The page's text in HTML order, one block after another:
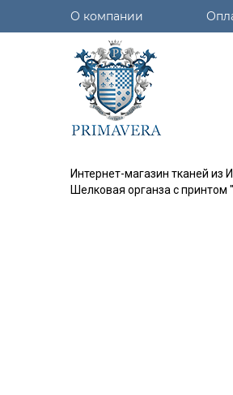
О компании
Интернет-магазин тканей из
Шелковая органза с принтом